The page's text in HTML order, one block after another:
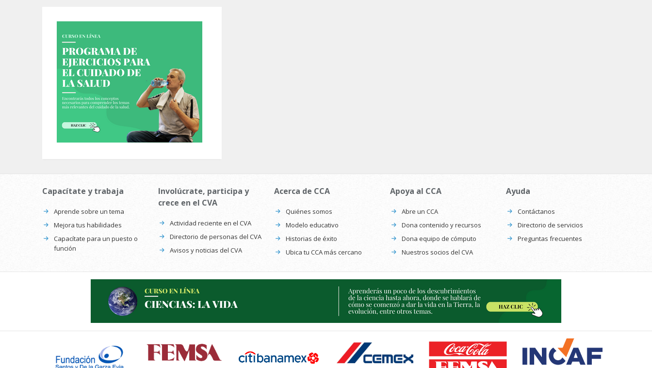
Capacítate y trabaja
Aprende sobre un tema
Mejora tus habilidades
Capacítate para un puesto o
función
Involúcrate, participa y
crece en el CVA
Actividad reciente en el CVA
Directorio de personas del CVA
Avisos y noticias del CVA
Acerca de CCA
Quiénes somos
Modelo educativo
Historias de éxito
Ubica tu CCA más cercano
Apoya al CCA
Abre un CCA
Dona contenido y recursos
Dona equipo de cómputo
Nuestros socios del CVA
Ayuda
Contáctanos
Directorio de servicios
Preguntas frecuentes